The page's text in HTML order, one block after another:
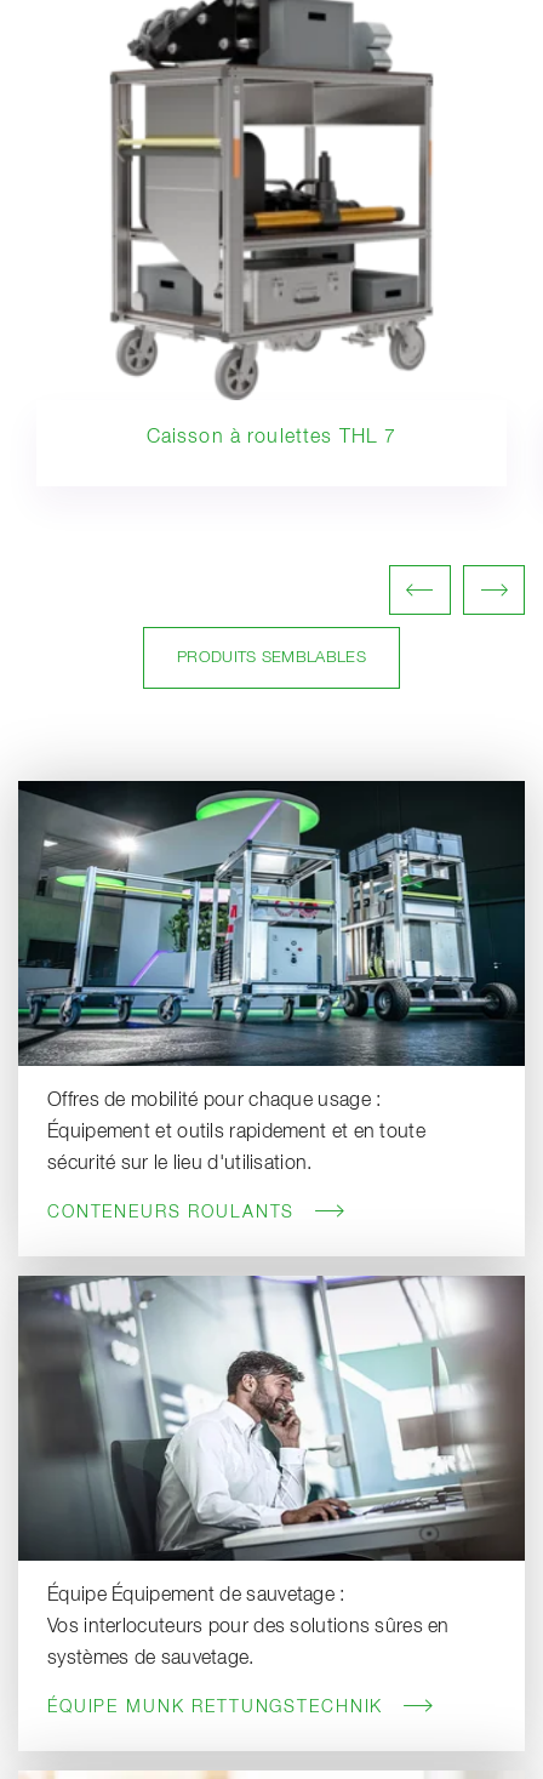
Caisson à roulettes THL 7
PRODUITS SEMBLABLES
Offres de mobilité pour chaque usage :
Équipement et outils rapidement et en toute
sécurité sur le lieu d'utilisation.
CONTENEURS ROULANTS
Équipe Équipement de sauvetage :
Vos interlocuteurs pour des solutions sûres en
systèmes de sauvetage.
ÉQUIPE MUNK RETTUNGSTECHNIK